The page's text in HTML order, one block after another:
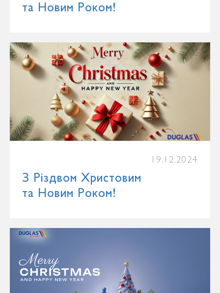
та Новим Роком!
19.12.2024
З Різдвом Христовим
та Новим Роком!